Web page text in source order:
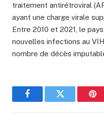
traitement antirétroviral
ayant une charge virale
Entre 2010 et 2021, le
nouvelles infections au
nombre de décès
FacebookTwitter